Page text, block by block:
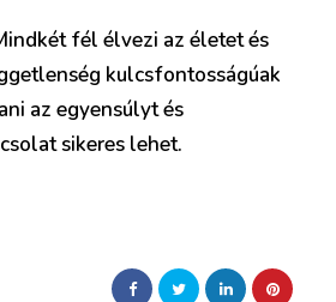
fél élvezi az életet és
kulcsfontosságúak
az egyensúlyt és
sikeres lehet.